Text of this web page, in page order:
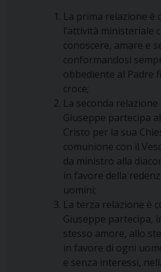
La prima relazione è
l’attività ministeriale
conoscere, amare e
conformandosi
obbediente al Padre
croce;
La seconda relazione
Giuseppe partecipa
Cristo per la sua
comunione con il
da ministro alla
in favore della
uomini;
La terza relazione è
Giuseppe partecipa,
stesso amore, allo
in favore di ogni
e senza interessi,